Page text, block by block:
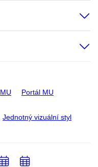
Portál MU
Jednotný vizuální styl
PřidatPřidat